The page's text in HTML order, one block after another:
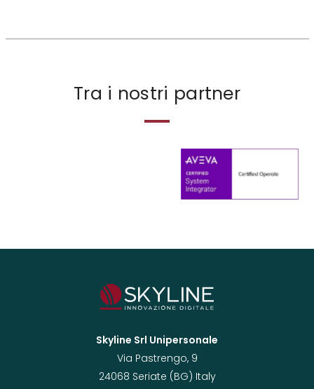
Tra i nostri partner
Skyline Srl Unipersonale
Via Pastrengo, 9
24068 Seriate (BG) Italy